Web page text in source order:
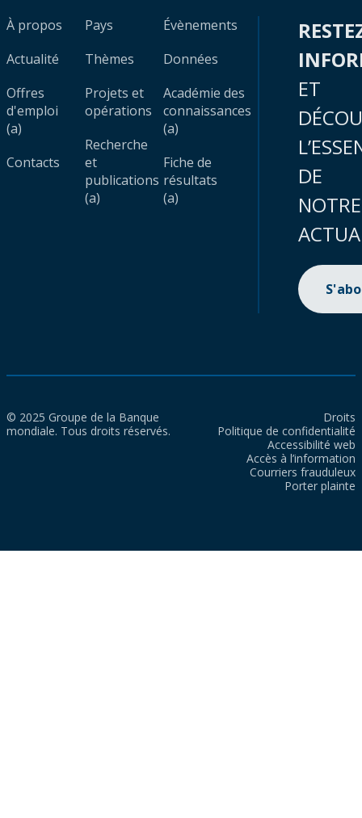
À propos
Actualité
Offres
d'emploi
(a)
Contacts
Pays
Thèmes
Projets et
opérations
Recherche
et
publications
(a)
Évènements
Données
Académie des
connaissances
(a)
Fiche de
résultats
(a)
ET
DE
NOTRE
© 2025 Groupe de la Banque
mondiale. Tous droits réservés.
Droits
Politique de confidentialité
Accessibilité web
Accès à l’information
Courriers frauduleux
Porter plainte